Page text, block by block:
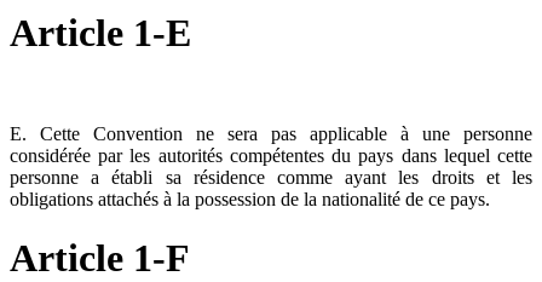
Article 1-E
E. Cette Convention ne sera pas applicable à une personne
considérée par les autorités compétentes du pays dans lequel cette
personne a établi sa résidence comme ayant les droits et les
obligations attachés à la possession de la nationalité de ce pays.
Article 1-F